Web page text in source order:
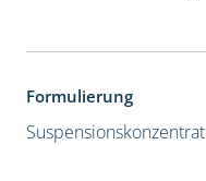
Formulierung
Suspensionskonzentrat